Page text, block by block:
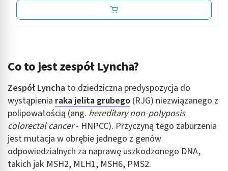
Co to jest zespół Lyncha?
Zespół Lyncha to dziedziczna predyspozycja do
wystąpienia raka jelita grubego (RJG) niezwiązanego z
polipowatością (ang. hereditary non-polyposis
colorectal cancer- HNPCC). Przyczyną tego zaburzenia
jest mutacja w obrębie jednego z genów
odpowiedzialnych za naprawę uszkodzonego DNA,
takich jak MSH2, MLH1, MSH6, PMS2.